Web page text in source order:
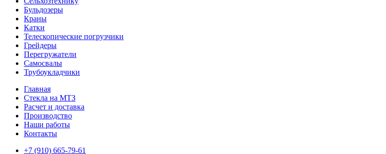
Бульдозеры
Краны
Катки
Телескопические погрузчики
Грейдеры
Перегружатели
Самосвалы
Трубоукладчики
Главная
Стекла на МТЗ
Расчет и доставка
Производство
Наши работы
Контакты
+7 (910) 665-79-61